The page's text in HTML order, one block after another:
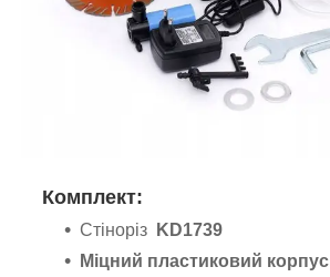
Комплект:
Стіноріз
KD1739
Міцний пластиковий корпус